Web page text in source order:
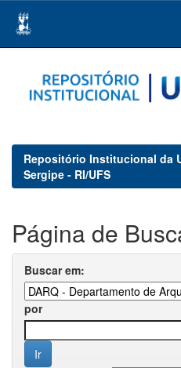
navigation
Repositório Institucional da
Sergipe - RI/UFS
Página de
Buscar em:
por